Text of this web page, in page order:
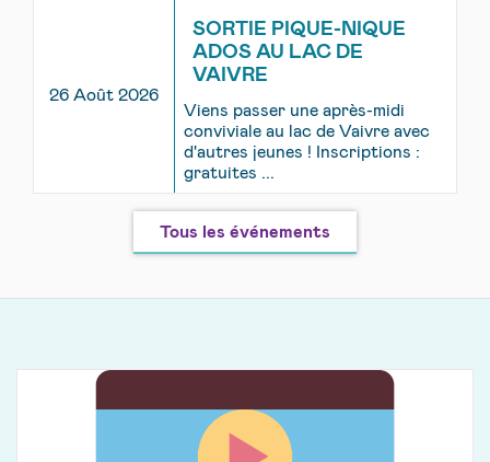
26 Août 2026
SORTIE PIQUE-NIQUE
ADOS AU LAC DE
VAIVRE
Viens passer une après-midi
conviviale au lac de Vaivre avec
d'autres jeunes ! Inscriptions :
gratuites ...
Tous les événements